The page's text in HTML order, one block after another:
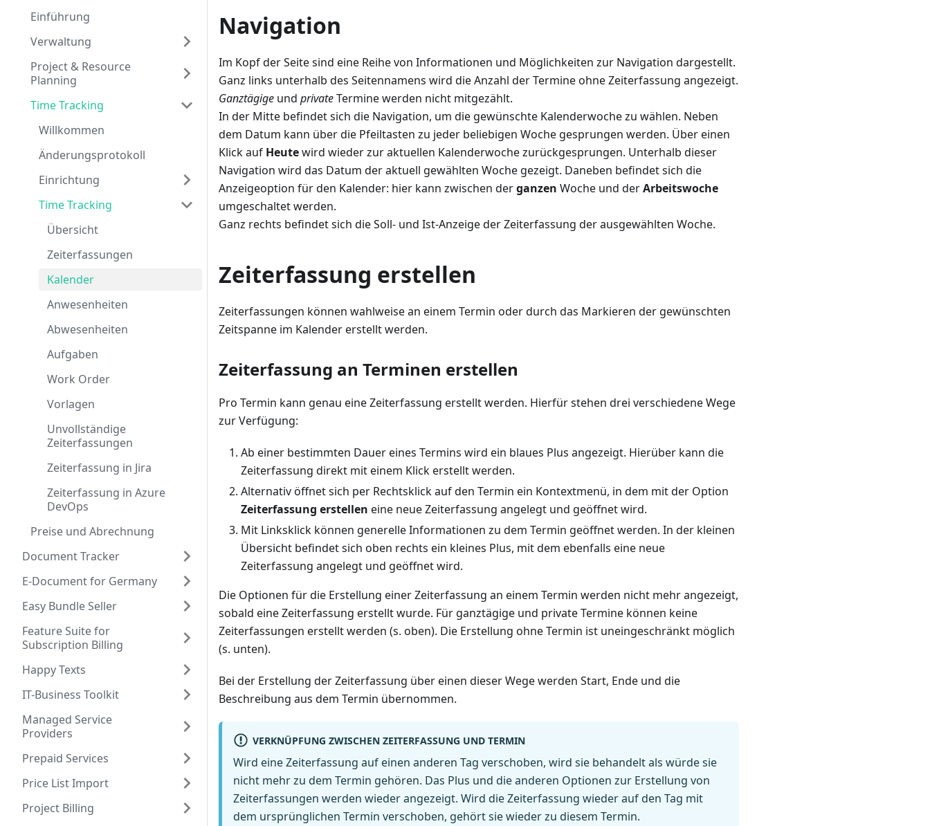
Einführung
Verwaltung
Project & Resource
Planning
Time Tracking
Willkommen
Änderungsprotokoll
Einrichtung
Time Tracking
Übersicht
Zeiterfassungen
Kalender
Anwesenheiten
Abwesenheiten
Aufgaben
Work Order
Vorlagen
Unvollständige
Zeiterfassungen
Zeiterfassung in Jira
Zeiterfassung in Azure
DevOps
Preise und Abrechnung
Document Tracker
E-Document for Germany
Easy Bundle Seller
Feature Suite for
Subscription Billing
Happy Texts
IT-Business Toolkit
Managed Service
Providers
Prepaid Services
Price List Import
Project Billing
Navigation
Im Kopf der Seite sind eine Reihe von Informationen und Möglichkeiten zur Navigation dargestellt.
Ganz links unterhalb des Seitennamens wird die Anzahl der Termine ohne Zeiterfassung angezeigt.
Ganztägige und privateTermine werden nicht mitgezählt.
In der Mitte befindet sich die Navigation, um die gewünschte Kalenderwoche zu wählen. Neben
dem Datum kann über die Pfeiltasten zu jeder beliebigen Woche gesprungen werden. Über einen
Klick auf Heutewird wieder zur aktuellen Kalenderwoche zurückgesprungen. Unterhalb dieser
Navigation wird das Datum der aktuell gewählten Woche gezeigt. Daneben befindet sich die
Anzeigeoption für den Kalender: hier kann zwischen derganzen Woche und derArbeitswoche
umgeschaltet werden.
Ganz rechts befindet sich die Soll- und Ist-Anzeige der Zeiterfassung der ausgewählten Woche.
Zeiterfassung erstellen
Zeiterfassungen können wahlweise an einem Termin oder durch das Markieren der gewünschten
Zeitspanne im Kalender erstellt werden.
Zeiterfassung an Terminen erstellen
Pro Termin kann genau eine Zeiterfassung erstellt werden. Hierfür stehen drei verschiedene Wege
zur Verfügung:
Ab einer bestimmten Dauer eines Termins wird ein blaues Plus angezeigt. Hierüber kann die
Zeiterfassung direkt mit einem Klick erstellt werden.
Alternativ öffnet sich per Rechtsklick auf den Termin ein Kontextmenü, in dem mit der Option
Zeiterfassung erstellen eine neue Zeiterfassung angelegt und geöffnet wird.
Mit Linksklick können generelle Informationen zu dem Termin geöffnet werden. In der kleinen
Übersicht befindet sich oben rechts ein kleines Plus, mit dem ebenfalls eine neue
Zeiterfassung angelegt und geöffnet wird.
Die Optionen für die Erstellung einer Zeiterfassung an einem Termin werden nicht mehr angezeigt,
sobald eine Zeiterfassung erstellt wurde. Für ganztägige und private Termine können keine
Zeiterfassungen erstellt werden (s. oben). Die Erstellung ohne Termin ist uneingeschränkt möglich
(s. unten).
Bei der Erstellung der Zeiterfassung über einen dieser Wege werden Start, Ende und die
Beschreibung aus dem Termin übernommen.
VERKNÜPFUNG ZWISCHEN ZEITERFASSUNG UND TERMIN
Wird eine Zeiterfassung auf einen anderen Tag verschoben, wird sie behandelt als würde sie
nicht mehr zu dem Termin gehören. Das Plus und die anderen Optionen zur Erstellung von
Zeiterfassungen werden wieder angezeigt. Wird die Zeiterfassung wieder auf den Tag mit
dem ursprünglichen Termin verschoben, gehört sie wieder zu diesem Termin.